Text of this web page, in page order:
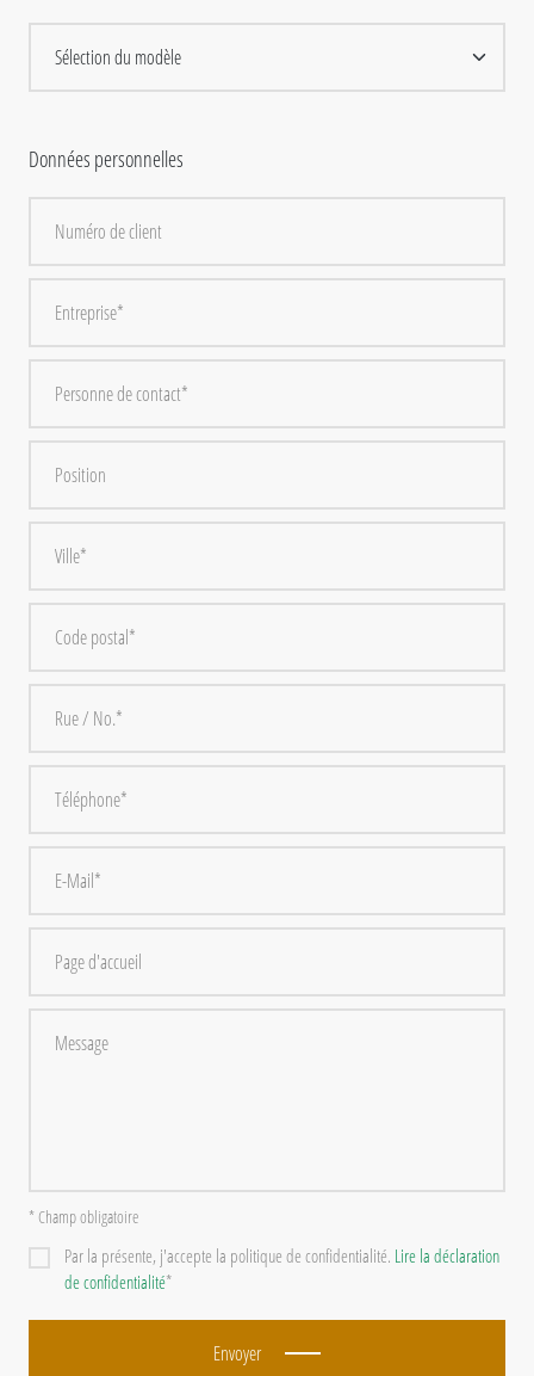
Données personnelles
* Champ obligatoire
Par la présente, j'accepte la politique de confidentialité. Lire la déclaration
de confidentialité*
Envoyer